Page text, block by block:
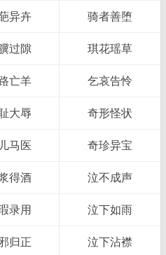
异卉 骑者善堕
过隙 琪花瑶草
亡羊 乞哀告怜
大辱 奇形怪状
马医 奇珍异宝
得酒 泣不成声
录用 泣下如雨
归正 泣下沾襟